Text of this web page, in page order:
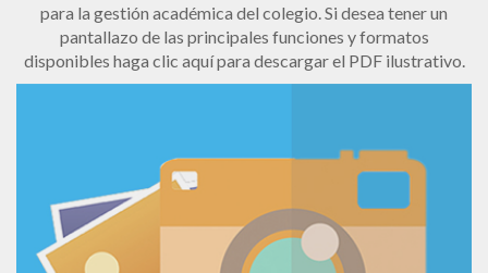
para la gestión académica del colegio. Si desea tener un
pantallazo de las principales funciones y formatos
disponibles haga clic aquí para descargar el PDF ilustrativo.